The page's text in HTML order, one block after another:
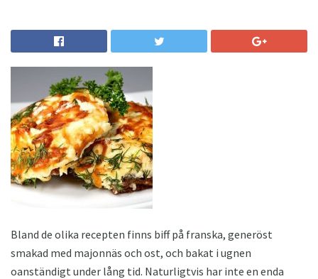
Bland de olika recepten finns biff på franska, generöst
smakad med majonnäs och ost, och bakat i ugnen
oanständigt under lång tid. Naturligtvis har inte en enda